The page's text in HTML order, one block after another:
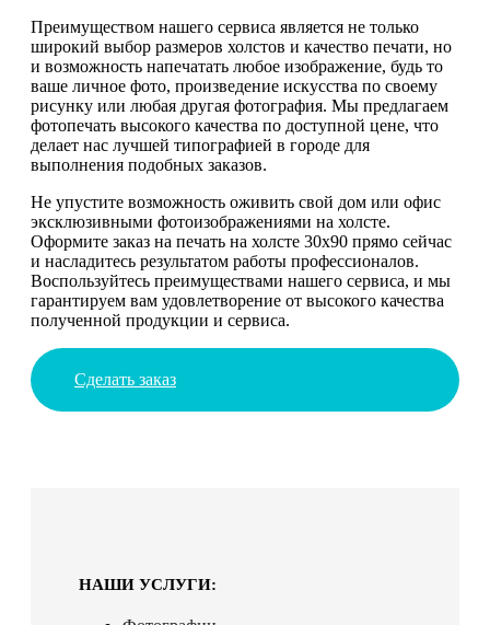
Преимуществом нашего сервиса является не только
широкий выбор размеров холстов и качество печати, но
и возможность напечатать любое изображение, будь то
ваше личное фото, произведение искусства по своему
рисунку или любая другая фотография. Мы предлагаем
фотопечать высокого качества по доступной цене, что
делает нас лучшей типографией в городе для
выполнения подобных заказов.
Не упустите возможность оживить свой дом или офис
эксклюзивными фотоизображениями на холсте.
Оформите заказ на печать на холсте 30х90 прямо сейчас
и насладитесь результатом работы профессионалов.
Воспользуйтесь преимуществами нашего сервиса, и мы
гарантируем вам удовлетворение от высокого качества
полученной продукции и сервиса.
Сделать заказ
НАШИ УСЛУГИ: